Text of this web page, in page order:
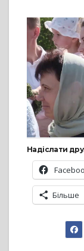
Надіслати
Більше